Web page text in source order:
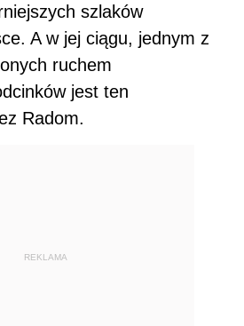
szlaków
A w jej ciągu, jednym z
ruchem
jest ten
Radom.
REKLAMA